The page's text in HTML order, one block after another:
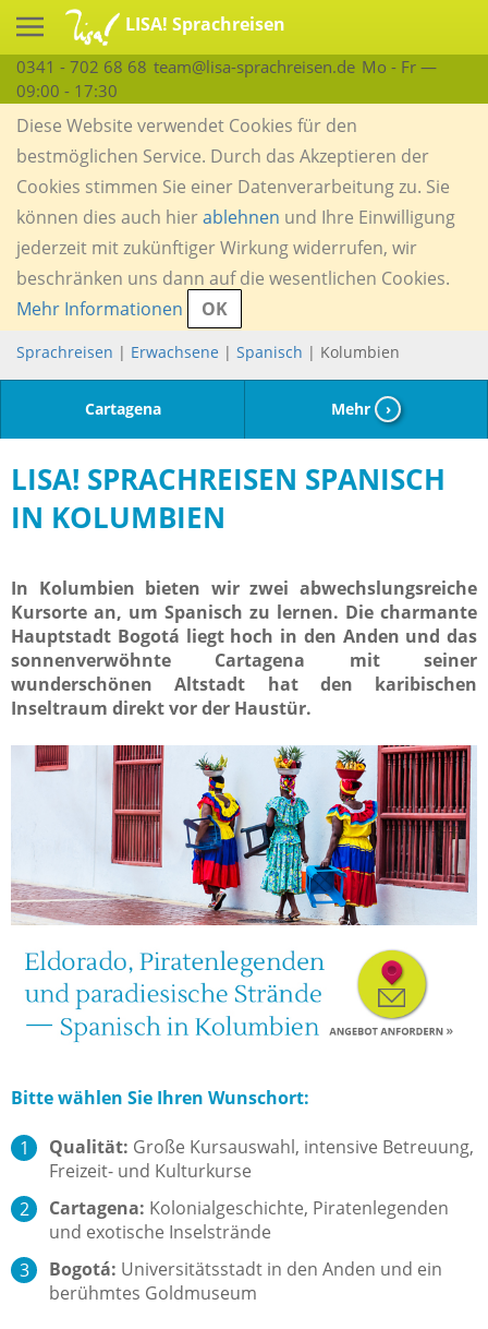
LISA! Sprachreisen
0341 - 702 68 68 team@lisa-sprachreisen.de Mo - Fr —
09:00 - 17:30
Diese Website verwendet Cookies für den
bestmöglichen Service. Durch das Akzeptieren der
Cookies stimmen Sie einer Datenverarbeitung zu. Sie
können dies auch hierablehnen und Ihre Einwilligung
jederzeit mit zukünftiger Wirkung widerrufen, wir
beschränken uns dann auf die wesentlichen Cookies.
Mehr Informationen
OK
Sprachreisen | Erwachsene | Spanisch | Kolumbien
Cartagena Mehr ›
LISA! SPRACHREISEN SPANISCH
IN KOLUMBIEN
In Kolumbien bieten wir zwei abwechslungsreiche
Kursorte an, um Spanisch zu lernen. Die charmante
Hauptstadt Bogotá liegt hoch in den Anden und das
sonnenverwöhnte Cartagena mit seiner
wunderschönen Altstadt hat den karibischen
Inseltraum direkt vor der Haustür.
Bitte wählen Sie Ihren Wunschort:
Qualität: Große Kursauswahl, intensive Betreuung,
Freizeit- und Kulturkurse
Cartagena: Kolonialgeschichte, Piratenlegenden
und exotische Inselstrände
Bogotá: Universitätsstadt in den Anden und ein
berühmtes Goldmuseum